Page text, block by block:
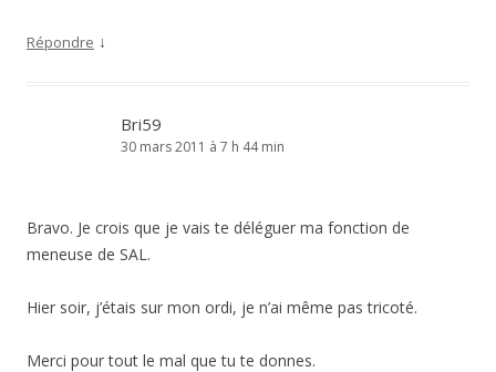
Répondre ↓
Bri59
30 mars 2011 à 7 h 44 min
Bravo. Je crois que je vais te déléguer ma fonction de
meneuse de SAL.
Hier soir, j’étais sur mon ordi, je n’ai même pas tricoté.
Merci pour tout le mal que tu te donnes.